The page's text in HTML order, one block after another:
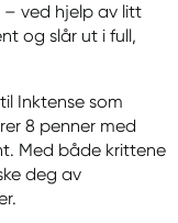
– ved hjelp av litt
og slår ut i full,
Inktense som
8 penner med
Med både krittene
deg av